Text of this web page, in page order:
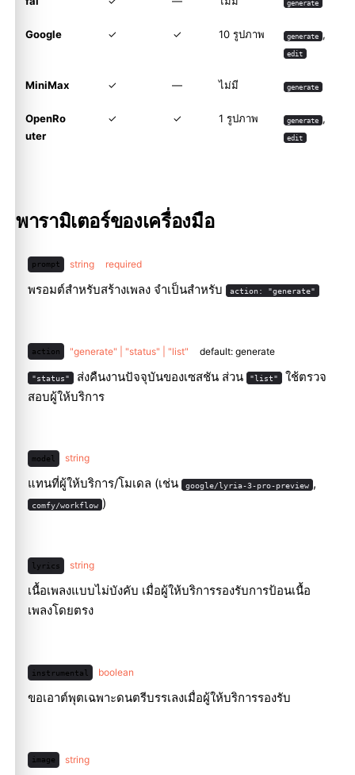
generate
Google ✓ ✓ 10 รูปภาพ generate ,
edit
MiniMax ✓ — ไม่มี generate
OpenRo
uter
✓ ✓ 1 รูปภาพ generate ,
edit
พารามิเตอร์ของเครื่องมือ
prompt string required
พรอมต์สำหรับสร้างเพลง จำเป็นสำหรับ action: "generate"
action "generate" | "status" | "list" default: generate
"status" ส่งคืนงานปัจจุบันของเซสชัน ส่วน "list"
ใช้ตรวจ
สอบผู้ให้บริการ
model string
แทนที่ผู้ให้บริการ/โมเดล (เช่น google/lyria-3-pro-preview ,
comfy/workflow )
lyrics string
เนื้อเพลงแบบไม่บังคับ เมื่อผู้ให้บริการรองรับการป้อนเนื้อ
เพลงโดยตรง
instrumental boolean
ขอเอาต์พุตเฉพาะดนตรีบรรเลงเมื่อผู้ให้บริการรองรับ
image string